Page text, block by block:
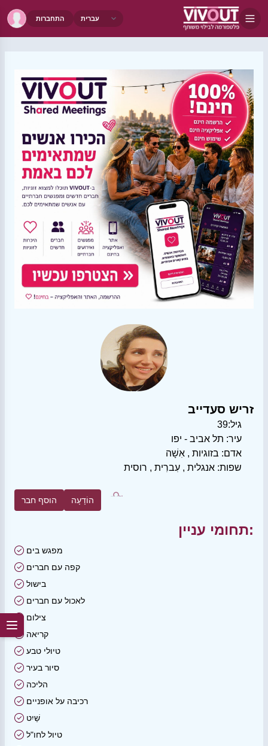
התחברות
זריש סעדייב
גיל:39
עיר: תל אביב - יפו
אדם: בזוגיות , אִשָׁה
שפות: אנגלית , עִברִית , רוסית
הוסף חבר הוֹדָעָה
תחומי עניין:
מפגש בים
קפה עם חברים
בישול
לאכול עם חברים
צילום
קריאה
טיולי טבע
סיור בעיר
הליכה
רכיבה על אופניים
שַׁיִט
טיול לחו"ל